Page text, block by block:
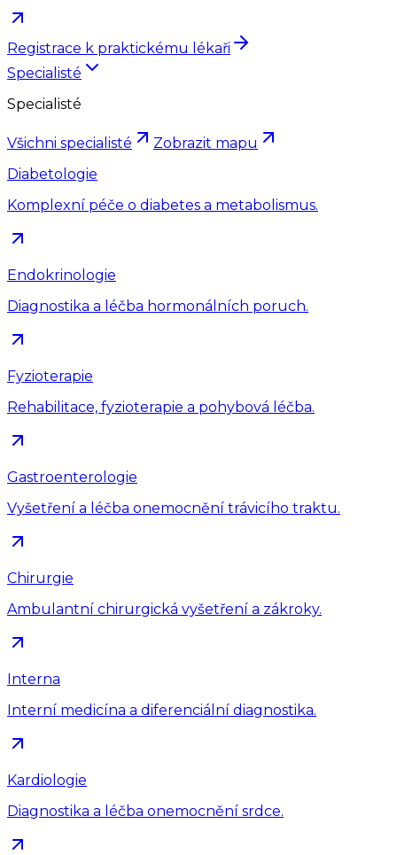
Registrace k praktickému lékaři
Specialisté
Specialisté
Všichni specialisté
Zobrazit mapu
Diabetologie
Komplexní péče o diabetes a metabolismus.
Endokrinologie
Diagnostika a léčba hormonálních poruch.
Fyzioterapie
Rehabilitace, fyzioterapie a pohybová léčba.
Gastroenterologie
Vyšetření a léčba onemocnění trávicího traktu.
Chirurgie
Ambulantní chirurgická vyšetření a zákroky.
Interna
Interní medicína a diferenciální diagnostika.
Kardiologie
Diagnostika a léčba onemocnění srdce.